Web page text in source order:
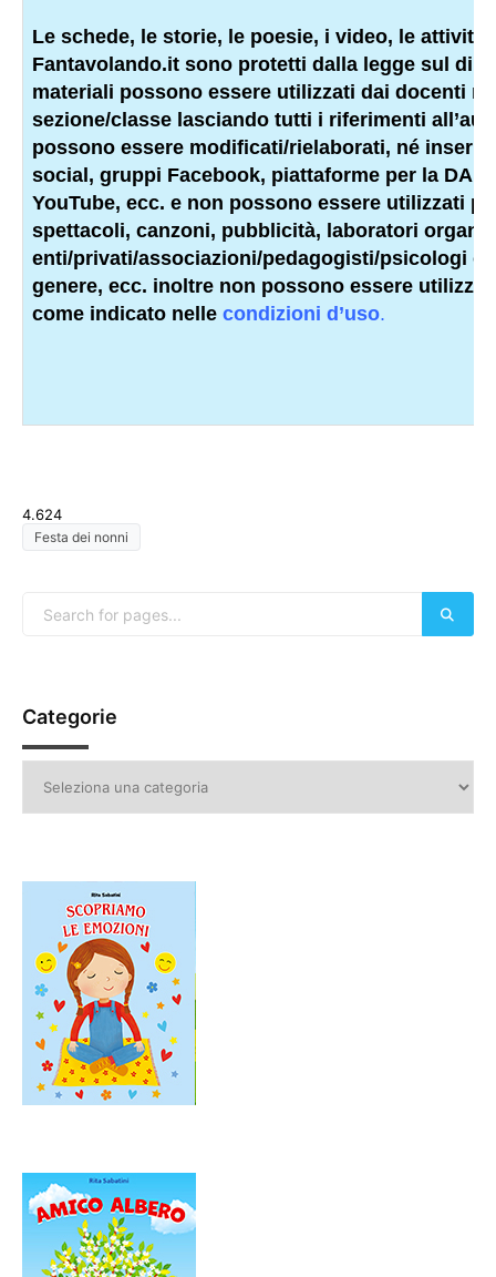
Le schede, le storie, le poesie, i video, le attività
Fantavolando.it sono protetti dalla legge sul
materiali possono essere utilizzati dai docenti
sezione/classe lasciando tutti i riferimenti
possono essere modificati/rielaborati, né
social, gruppi Facebook, piattaforme per la
YouTube, ecc. e non possono essere utilizzati
spettacoli, canzoni, pubblicità, laboratori
enti/privati/associazioni/pedagogisti/psicologi o
genere, ecc. inoltre non possono essere
come indicato nelle condizioni d’uso.
4.624
Festa dei nonni
Categorie